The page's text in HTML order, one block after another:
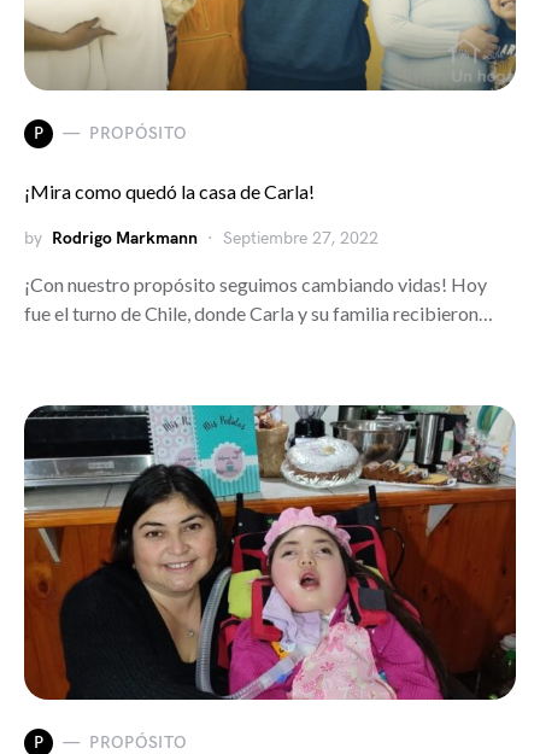
P PROPÓSITO
¡Mira como quedó la casa de Carla!
by Rodrigo Markmann Septiembre 27, 2022
¡Con nuestro propósito seguimos cambiando vidas! Hoy
fue el turno de Chile, donde Carla y su familia recibieron…
P PROPÓSITO